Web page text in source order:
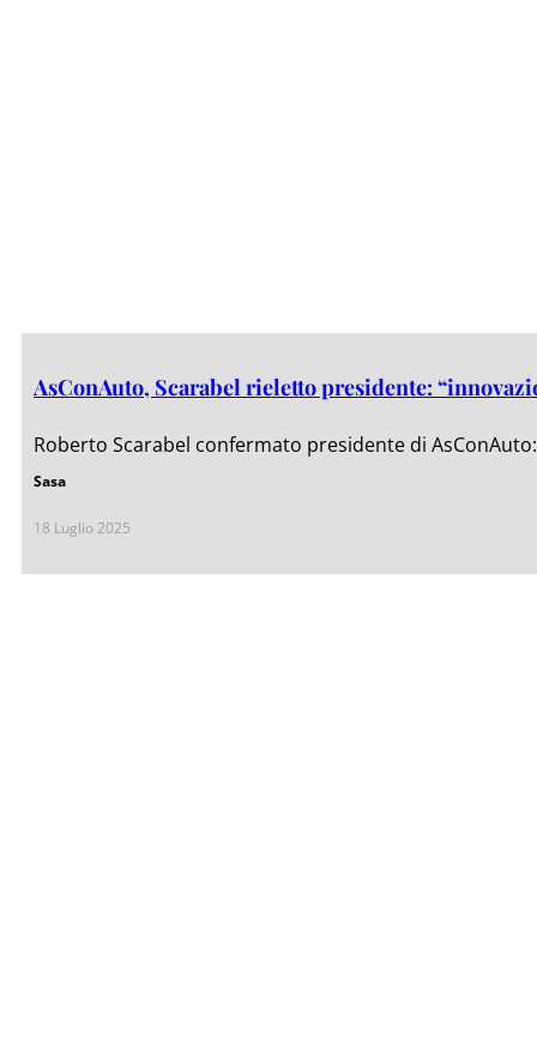
AsConAuto, Scarabel rieletto presidente:
Roberto Scarabel confermato presidente di
Sasa
18 Luglio 2025